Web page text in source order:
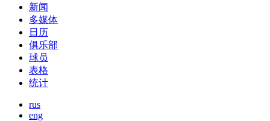
新闻
多媒体
日历
俱乐部
球员
表格
统计
rus
eng